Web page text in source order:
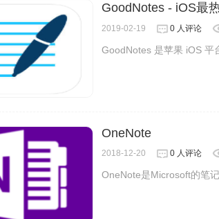
GoodNotes - iOS最
2019-02-19 0 人评论
GoodNotes 是苹果 iOS 平
OneNote
2018-12-20 0 人评论
OneNote是Microsoft的笔